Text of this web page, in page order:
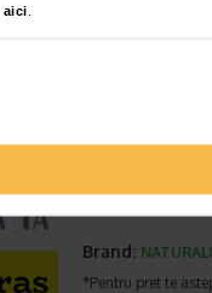
aici
lunga durata, cereti
produsului. A se
Brand:
*Pentru pret te